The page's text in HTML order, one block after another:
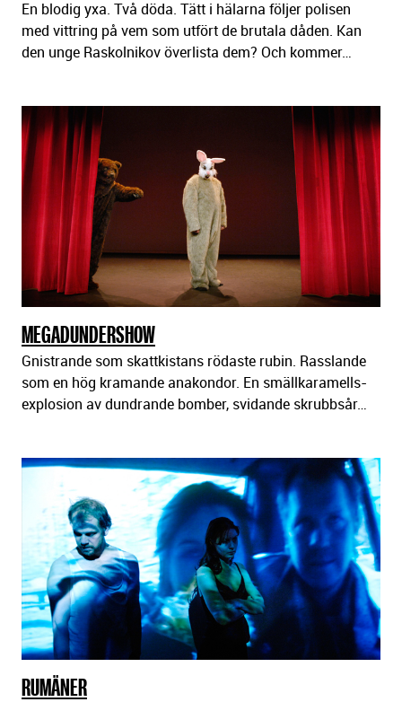
En blodig yxa. Två döda. Tätt i hälarna följer polisen
med vittring på vem som utfört de brutala dåden. Kan
den unge Raskolnikov överlista dem? Och kommer…
MEGADUNDERSHOW
Gnistrande som skattkistans rödaste rubin. Rasslande
som en hög kramande anakondor. En smällkaramells-
explosion av dundrande bomber, svidande skrubbsår…
RUMÄNER